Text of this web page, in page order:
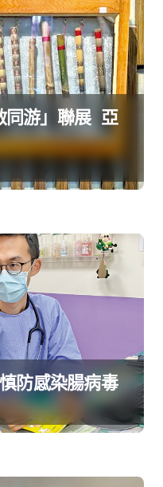
同游」聯展 亞
防感染腸病毒